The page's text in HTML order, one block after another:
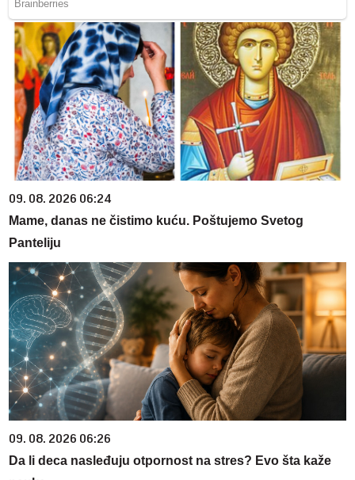
09. 08. 2026 06:24
Mame, danas ne čistimo kuću. Poštujemo Svetog
Panteliju
09. 08. 2026 06:26
Da li deca nasleđuju otpornost na stres? Evo šta kaže